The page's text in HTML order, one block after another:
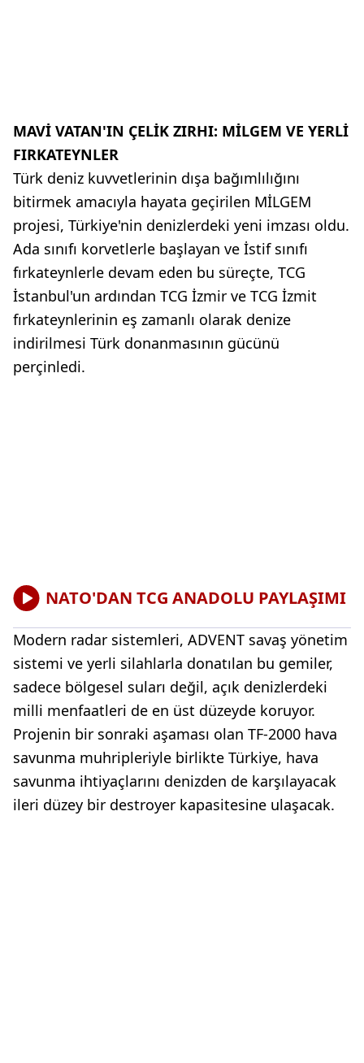
MAVİ VATAN'IN ÇELİK ZIRHI: MİLGEM VE YERLİ
FIRKATEYNLER
Türk deniz kuvvetlerinin dışa bağımlılığını
bitirmek amacıyla hayata geçirilen MİLGEM
projesi, Türkiye'nin denizlerdeki yeni imzası oldu.
Ada sınıfı korvetlerle başlayan ve İstif sınıfı
fırkateynlerle devam eden bu süreçte, TCG
İstanbul'un ardından TCG İzmir ve TCG İzmit
fırkateynlerinin eş zamanlı olarak denize
indirilmesi Türk donanmasının gücünü
perçinledi.
NATO'DAN TCG ANADOLU PAYLAŞIMI
Modern radar sistemleri, ADVENT savaş yönetim
sistemi ve yerli silahlarla donatılan bu gemiler,
sadece bölgesel suları değil, açık denizlerdeki
milli menfaatleri de en üst düzeyde koruyor.
Projenin bir sonraki aşaması olan TF-2000 hava
savunma muhripleriyle birlikte Türkiye, hava
savunma ihtiyaçlarını denizden de karşılayacak
ileri düzey bir destroyer kapasitesine ulaşacak.